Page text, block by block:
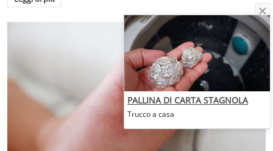
PALLINA DI CARTA STAGNOLA
Trucco a casa